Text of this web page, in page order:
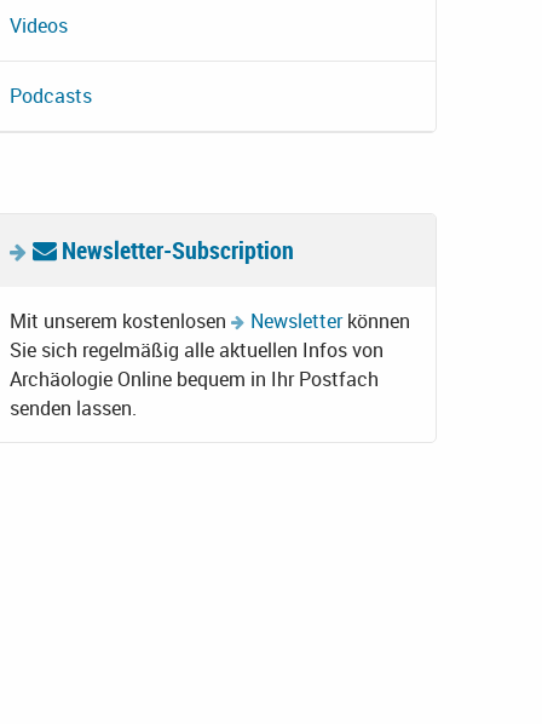
Videos
Podcasts
Newsletter-Subscription
Mit unserem kostenlosen Newsletterkönnen
Sie sich regelmäßig alle aktuellen Infos von
Archäologie Online bequem in Ihr Postfach
senden lassen.